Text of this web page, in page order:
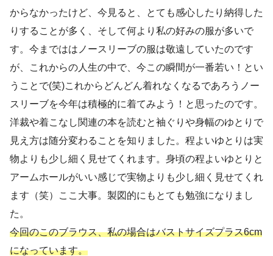
からなかったけど、今見ると、とても感心したり納得した
りすることが多く、そして何より私の好みの服が多いで
す。今までははノースリーブの服は敬遠していたのです
が、これからの人生の中で、今この瞬間が一番若い！とい
うことで(笑)これからどんどん着れなくなるであろうノー
スリーブを今年は積極的に着てみよう！と思ったのです。
洋裁や着こなし関連の本を読むと袖ぐりや身幅のゆとりで
見え方は随分変わることを知りました。程よいゆとりは実
物よりも少し細く見せてくれます。身頃の程よいゆとりと
アームホールがいい感じで実物よりも少し細く見せてくれ
ます（笑）ここ大事。製図的にもとても勉強になりまし
た。
今回のこのブラウス、私の場合はバストサイズプラス6cm
になっています。